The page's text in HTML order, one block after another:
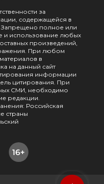
за
содержащейся в
Запрещено полное или
и использование любых
произведений,
При любом
в
на данный сайт
информации
цитирования. При
СМИ, необходимо
редакции.
Российская
страны